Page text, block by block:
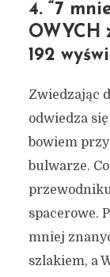
4. “7
OWYCH
192
Zwiedzając
odwiedza
bowiem
bulwarze.
spacerowe.
mniej
szlakiem, a